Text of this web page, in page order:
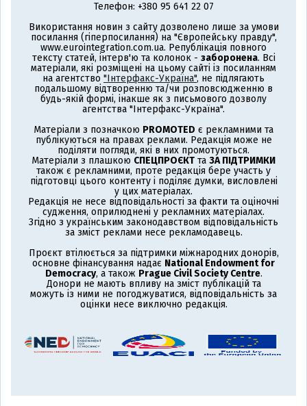
Телефон: +380 95 641 22 07
Використання новин з сайту дозволено лише за умови
посилання (гіперпосилання) на "Європейську правду",
www.eurointegration.com.ua. Републікація повного
тексту статей, інтерв'ю та колонок - заборонена. Всі
матеріали, які розміщені на цьому сайті із посиланням
на агентство "Інтерфакс-Україна", не підлягають
подальшому відтворенню та/чи розповсюдженню в
будь-якій формі, інакше як з письмового дозволу
агентства "Інтерфакс-Україна".
Матеріали з позначкою PROMOTED є рекламними та
публікуються на правах реклами. Редакція може не
поділяти погляди, які в них промотуються.
Матеріали з плашкою СПЕЦПРОЄКТ та ЗА ПІДТРИМКИ
також є рекламними, проте редакція бере участь у
підготовці цього контенту і поділяє думки, висловлені
у цих матеріалах.
Редакція не несе відповідальності за факти та оціночні
судження, оприлюднені у рекламних матеріалах.
Згідно з українським законодавством відповідальність
за зміст реклами несе рекламодавець.
Проєкт втілюється за підтримки міжнародних донорів,
основне фінансування надає National Endowment for
Democracy, а також Prague Civil Society Centre.
Донори не мають впливу на зміст публікацій та
можуть із ними не погоджуватися, відповідальність за
оцінки несе виключно редакція.